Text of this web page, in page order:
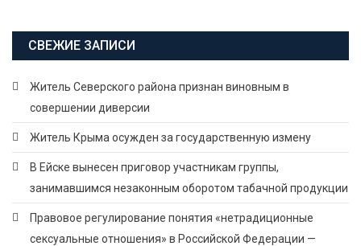
СВЕЖИЕ ЗАПИСИ
Житель Северского района признан виновным в
совершении диверсии
Житель Крыма осужден за государственную измену
В Ейске вынесен приговор участникам группы,
занимавшимся незаконным оборотом табачной продукции
Правовое регулирование понятия «нетрадиционные
сексуальные отношения» в Российской Федерации —